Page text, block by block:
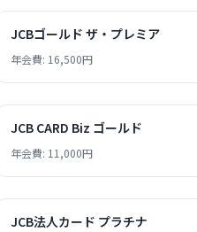
JCBゴールド ザ・プレミア
年会費: 16,500円
JCB CARD Biz ゴールド
年会費: 11,000円
JCB法人カード プラチナ